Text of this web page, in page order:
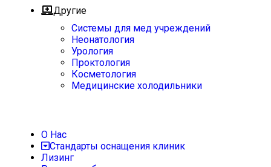
Другие
Системы для мед учреждений
Неонатология
Урология
Проктология
Косметология
Медицинские холодильники
О Нас
Стандарты оснащения клиник
Лизинг